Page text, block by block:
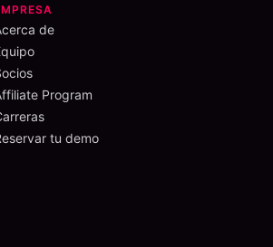
de
Program
tu demo